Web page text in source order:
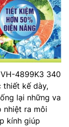
VH-4899K3 340
thiết kế dày,
lại những va
nhiệt ra môi
kính giúp